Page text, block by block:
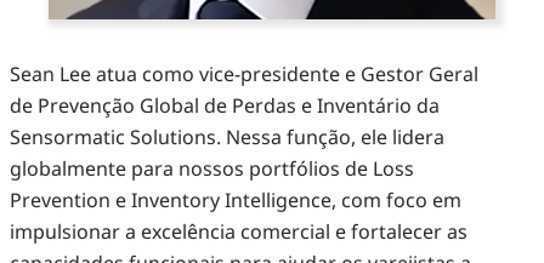
Sean Lee atua como vice-presidente e Gestor Geral
de Prevenção Global de Perdas e Inventário da
Sensormatic Solutions. Nessa função, ele lidera
globalmente para nossos portfólios de Loss
Prevention e Inventory Intelligence, com foco em
impulsionar a excelência comercial e fortalecer as